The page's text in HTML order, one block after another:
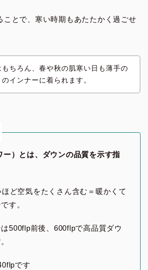
ことで、寒い時期もあたたかく過ごせ
もちろん、春や秋の肌寒い日も薄手の
のインナーに着られます。
）とは、ダウンの品質を示す指
ど空気をたくさん含む＝暖かくて
す。
500flp前後、600flpで高品質ダウ
です